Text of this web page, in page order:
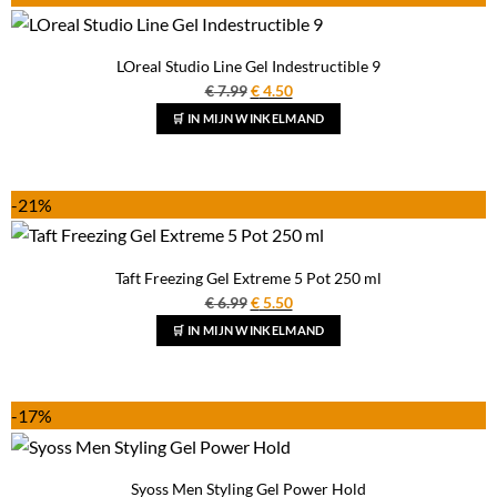
LOreal Studio Line Gel Indestructible 9
€7.99 Oorspronkelijke
prijs
was:
€4.50Huidige
prijs
is:
🛒 IN MIJN WINKELMAND
-21%
Taft Freezing Gel Extreme 5 Pot 250 ml
€6.99 Oorspronkelijke
prijs
was:
€5.50Huidige
prijs
is:
🛒 IN MIJN WINKELMAND
-17%
Syoss Men Styling Gel Power Hold